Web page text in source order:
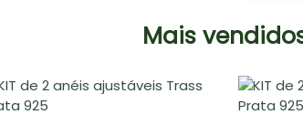
Mais